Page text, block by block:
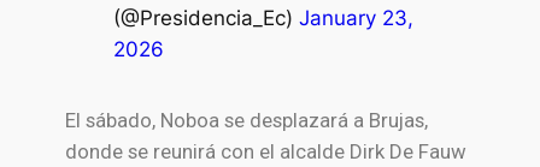
(@Presidencia_Ec) January 23,
2026
El sábado, Noboa se desplazará a Brujas,
donde se reunirá con el alcalde Dirk De Fauw